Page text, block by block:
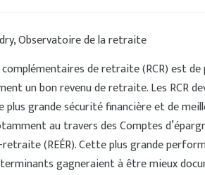
Observatoire de la retraite
de retraite (RCR) est
un bon revenu de retraite. Les RCR
plus grande sécurité financière et de
au travers des Comptes
(REÉR). Cette plus grande
gagneraient à être mieux